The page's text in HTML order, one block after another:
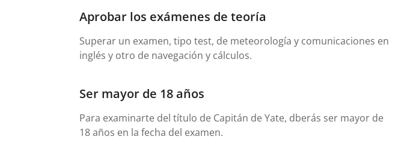
Aprobar los exámenes de teoría
Superar un examen, tipo test, de meteorología y comunicaciones en
inglés y otro de navegación y cálculos.
Ser mayor de 18 años
Para examinarte del título de Capitán de Yate, dberás ser mayor de
18 años en la fecha del examen.